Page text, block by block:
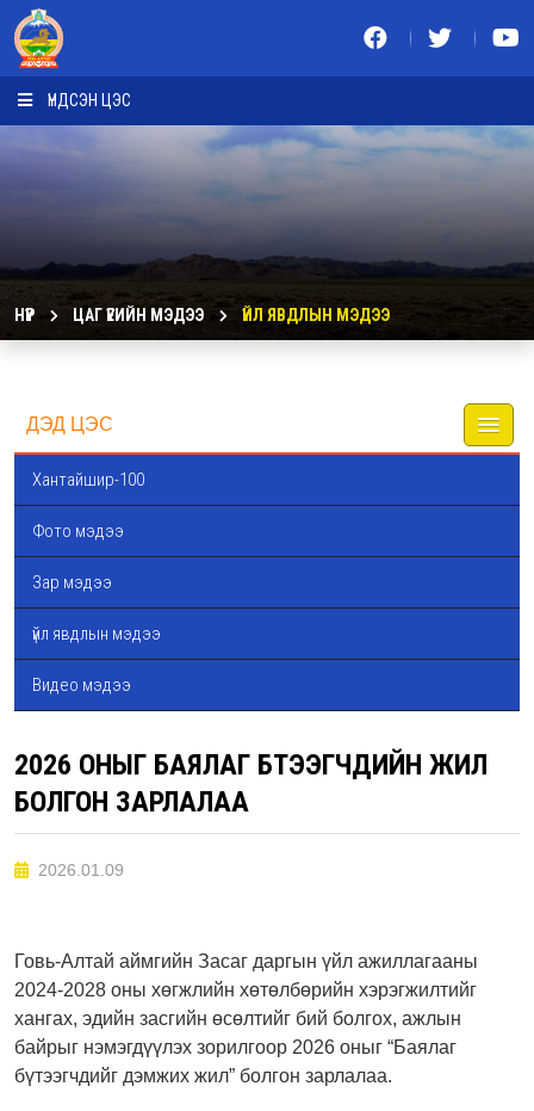
ҮНДСЭН ЦЭС
НҮҮР ЦАГ ҮЕИЙН МЭДЭЭ ҮЙЛ ЯВДЛЫН МЭДЭЭ
ДЭД ЦЭС
Хантайшир-100
Фото мэдээ
Зар мэдээ
үйл явдлын мэдээ
Видео мэдээ
2026 ОНЫГ БАЯЛАГ БҮТЭЭГЧДИЙН ЖИЛ
БОЛГОН ЗАРЛАЛАА
2026.01.09
Говь-Алтай аймгийн Засаг даргын үйл ажиллагааны
2024-2028 оны хөгжлийн хөтөлбөрийн хэрэгжилтийг
хангах, эдийн засгийн өсөлтийг бий болгох, ажлын
байрыг нэмэгдүүлэх зорилгоор 2026 оныг “Баялаг
бүтээгчдийг дэмжих жил” болгон зарлалаа.